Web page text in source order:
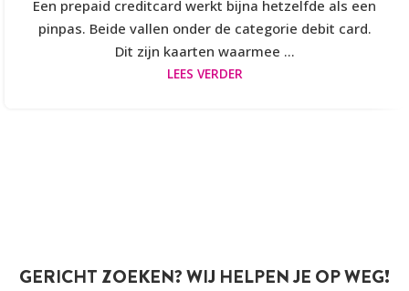
Een prepaid creditcard werkt bijna hetzelfde als een
pinpas. Beide vallen onder de categorie debit card.
Dit zijn kaarten waarmee ...
LEES VERDER
GERICHT ZOEKEN? WIJ HELPEN JE OP WEG!